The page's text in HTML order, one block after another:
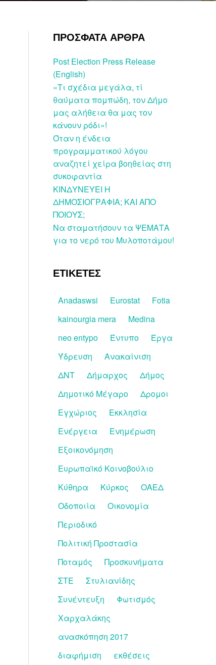
ΠΡΟΣΦΑΤΑ ΑΡΘΡΑ
Post Election Press Release
(English)
«Τι σχέδια μεγάλα, τί
θαύματα πομπώδη, τον Δήμο
μας αλήθεια θα μας τον
κάνουν ρόδι»!
Όταν η ένδεια
προγραμματικού λόγου
αναζητεί χείρα βοηθείας στη
συκοφαντία
ΚΙΝΔΥΝΕΥΕΙ Η
ΔΗΜΟΣΙΟΓΡΑΦΙΑ; ΚΑΙ ΑΠΟ
ΠΟΙΟΥΣ;
Να σταματήσουν τα ΨΕΜΑΤΑ
για το νερό του Μυλοποτάμου!
ΕΤΙΚΕΤΕΣ
Anadaswsi Eurostat
Fotia
kainourgia mera
Medina
neo entypo
Έντυπο
Έργα
Ύδρευση
Ανακαίνιση
ΔΝΤ
Δήμαρχος
Δήμος
Δημοτικό Μέγαρο
Δρομοι
Εγχώριος
Εκκλησία
Ενέργεια
Ενημέρωση
Εξοικονόμηση
Ευρωπαϊκό Κοινοβούλιο
Κύθηρα
Κύρκος
ΟΑΕΔ
Οδοποιία
Οικονομία
Περιοδικό
Πολιτική Προστασία
Ποταμός
Προσκυνήματα
ΣΤΕ
Στυλιανίδης
Συνέντευξη
Φωτισμός
Χαρχαλάκης
ανασκόπηση 2017
διαφήμιση
εκθέσεις